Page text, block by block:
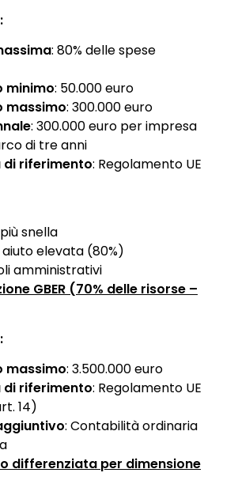
: 80% delle spese
minimo: 50.000 euro
massimo: 300.000 euro
: 300.000 euro per impresa
di tre anni
di riferimento: Regolamento UE
snella
elevata (80%)
amministrativi
GBER (70% delle risorse –
massimo: 3.500.000 euro
di riferimento: Regolamento UE
14)
: Contabilità ordinaria
differenziata per dimensione